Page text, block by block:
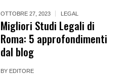
OTTOBRE 27, 2023 LEGAL
Migliori Studi Legali di
Roma: 5 approfondimenti
dal blog
BY EDITORE